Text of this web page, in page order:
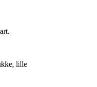
lille